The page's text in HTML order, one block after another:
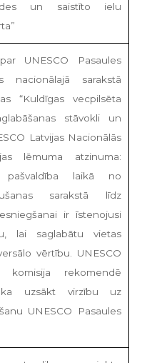
un saistīto ielu
UNESCO Pasaules
nacionālajā sarakstā
“Kuldīgas vecpilsēta
stāvokli un
Latvijas Nacionālās
lēmuma atzinuma:
pašvaldība laikā no
sarakstā līdz
ir īstenojusi
lai saglabātu vietas
vērtību. UNESCO
komisija rekomendē
uzsākt virzību uz
UNESCO Pasaules